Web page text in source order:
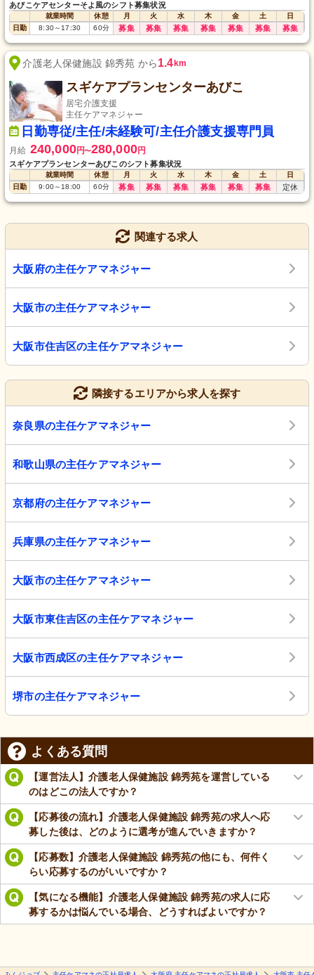
あびこケアセンターそよ風のシフト募集状況
就業時間 休憩 月 火 水 木 金 土
日
日勤
8:30～17:30 60分 募集 募集 募集 募集 募集 募集 募集
介護老人保健施設 錦秀苑 から1.4km
スギケアプランセンターあびこ
居宅介護支援
主任ケアマネジャー
日勤専従/主任/未経験可/主任介護支援専門員
月給 240,000円〜280,000円
スギケアプランセンターあびこのシフト募集状況
就業時間 休憩 月 火 水 木 金 土
日
日勤
9:00～18:00 60分 募集 募集 募集 募集 募集 募集 定休
関連する求人
大阪府の主任ケアマネジャー
大阪市の主任ケアマネジャー
大阪市住吉区の主任ケアマネジャー
隣接するエリアから求人を探す
奈良県の主任ケアマネジャー
和歌山県の主任ケアマネジャー
京都府の主任ケアマネジャー
兵庫県の主任ケアマネジャー
大阪市の主任ケアマネジャー
大阪市東住吉区の主任ケアマネジャー
大阪市西成区の主任ケアマネジャー
堺市の主任ケアマネジャー
よくある質問
【運営法人】介護老人保健施設 錦秀苑を運営している
のはどこの法人ですか？
【応募後の流れ】介護老人保健施設 錦秀苑の求人へ応
募した後は、どのように選考が進んでいきますか？
【応募数】介護老人保健施設 錦秀苑の他にも、何件く
らい応募するのがいいですか？
【気になる機能】介護老人保健施設 錦秀苑の求人に応
募するかは悩んでいる場合、どうすればよいですか？